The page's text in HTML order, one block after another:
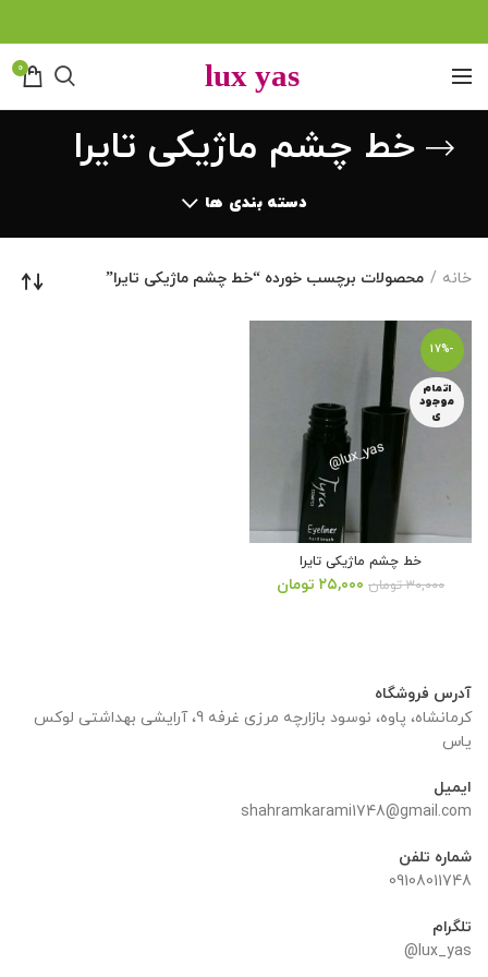
0
خط چشم ماژیکی تایرا
دسته بندی ها
خانه محصولات برچسب خورده “خط چشم ماژیکی تایرا”
-17%
اتمام
موجود
ی
خط چشم ماژیکی تایرا
۳۰,۰۰۰ تومان قیمت
۲۵,۰۰۰ تومان
آدرس فروشگاه
کرمانشاه، پاوه، نوسود بازارچه مرزی غرفه 9، آرایشی بهداشتی لوکس
یاس
ایمیل
shahramkarami1748@gmail.com
شماره تلفن
09108011748
تلگرام
lux_yas@